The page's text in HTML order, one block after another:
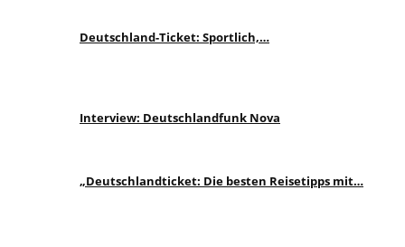
Deutschland-Ticket: Sportlich,…
Interview: Deutschlandfunk Nova
„Deutschlandticket: Die besten Reisetipps mit…